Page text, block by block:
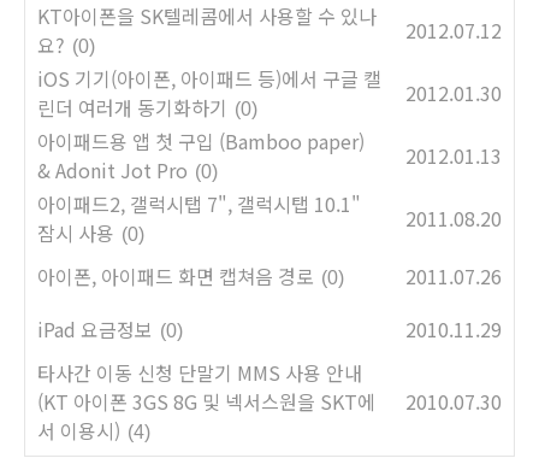
KT아이폰을 SK텔레콤에서 사용할 수 있나
요? (0)
2012.07.12
iOS 기기(아이폰, 아이패드 등)에서 구글 캘
린더 여러개 동기화하기 (0)
2012.01.30
아이패드용 앱 첫 구입 (Bamboo paper)
& Adonit Jot Pro (0)
2012.01.13
아이패드2, 갤럭시탭 7", 갤럭시탭 10.1"
잠시 사용 (0)
2011.08.20
아이폰, 아이패드 화면 캡쳐음 경로 (0)
2011.07.26
iPad 요금정보 (0)
2010.11.29
타사간 이동 신청 단말기 MMS 사용 안내
(KT 아이폰 3GS 8G 및 넥서스원을 SKT에
서 이용시) (4)
2010.07.30